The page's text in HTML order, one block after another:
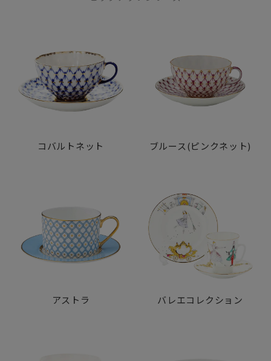
以降、現在の名称に移り変わり、280年以上にわたる伝統
と技術で3000種類もの製品を創出してきました。その歴
史と格調の高さで、ロシア国内はもとより世界中で高く評
価されています。
コバルトネット ブルース(ピンクネット)
アストラ バレエコレクション